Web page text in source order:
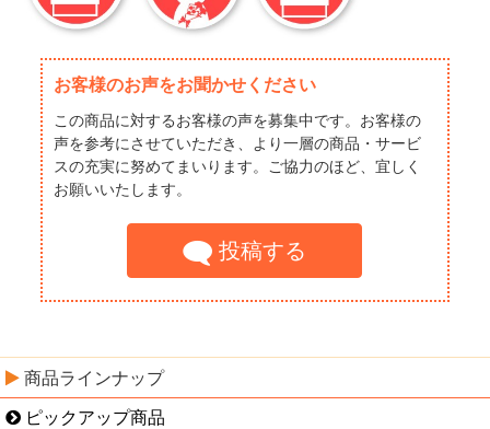
お客様のお声をお聞かせください
この商品に対するお客様の声を募集中です。お客様の
声を参考にさせていただき、より一層の商品・サービ
スの充実に努めてまいります。ご協力のほど、宜しく
お願いいたします。
投稿する
商品ラインナップ
ピックアップ商品